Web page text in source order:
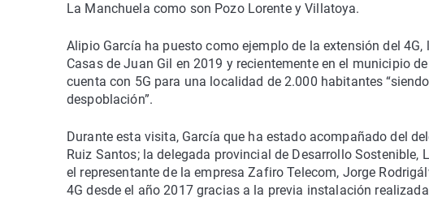
La Manchuela como son Pozo Lorente y Villatoya.
Alipio García ha puesto como ejemplo de la extensión del
Casas de Juan Gil en 2019 y recientemente en el municipio
cuenta con 5G para una localidad de 2.000 habitantes
despoblación”.
Durante esta visita, García que ha estado acompañado del
Ruiz Santos; la delegada provincial de Desarrollo Sostenible,
el representante de la empresa Zafiro Telecom, Jorge
4G desde el año 2017 gracias a la previa instalación